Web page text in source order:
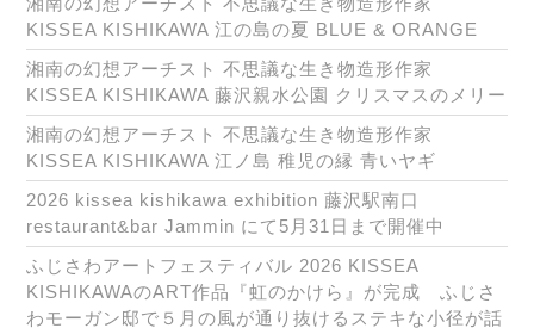
KISSEA KISHIKAWA 江の島の夏 BLUE & ORANGE
湘南の幻想アーチスト 不思議な生き物造形作家
KISSEA KISHIKAWA 藤沢親水公園 クリスマスのメリー
湘南の幻想アーチスト 不思議な生き物造形作家
KISSEA KISHIKAWA 江ノ島 稚児の縁 青いヤギ
2026 kissea kishikawa exhibition 藤沢駅南口
restaurant&bar Jammin にて5月31日まで開催中
ふじさわアートフェスティバル 2026 KISSEA
KISHIKAWAのART作品『虹のかけら』が完成 ふじさ
わモーガン邸で５月の風が通り抜けるステキな小径が話